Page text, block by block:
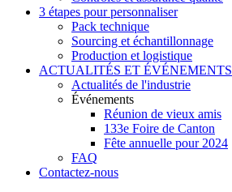
3 étapes pour personnaliser
Pack technique
Sourcing et échantillonnage
Production et logistique
ACTUALITÉS ET ÉVÉNEMENTS
Actualités de l'industrie
Événements
Réunion de vieux amis
133e Foire de Canton
Fête annuelle pour 2024
FAQ
Contactez-nous